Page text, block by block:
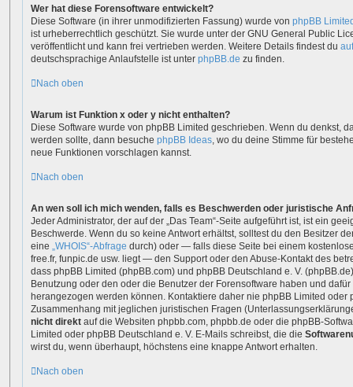
Wer hat diese Forensoftware entwickelt?
Diese Software (in ihrer unmodifizierten Fassung) wurde von phpBB
ist urheberrechtlich geschützt. Sie wurde unter der GNU General Public
veröffentlicht und kann frei vertrieben werden. Weitere Details findest du
deutschsprachige Anlaufstelle ist unter phpBB.de zu finden.
Nach oben
Warum ist Funktion x oder y nicht enthalten?
Diese Software wurde von phpBB Limited geschrieben. Wenn du denkst,
werden sollte, dann besuche phpBB Ideas, wo du deine Stimme für
neue Funktionen vorschlagen kannst.
Nach oben
An wen soll ich mich wenden, falls es Beschwerden oder juristische
Jeder Administrator, der auf der „Das Team“-Seite aufgeführt ist, ist ein
Beschwerde. Wenn du so keine Antwort erhältst, solltest du den Besitzer
eine „WHOIS“-Abfrage durch) oder — falls diese Seite bei einem
free.fr, funpic.de usw. liegt — den Support oder den Abuse-Kontakt des
dass phpBB Limited (phpBB.com) und phpBB Deutschland e. V.
Benutzung oder den oder die Benutzer der Forensoftware haben und
herangezogen werden können. Kontaktiere daher nie phpBB Limited oder
Zusammenhang mit jeglichen juristischen Fragen
nicht direkt auf die Websiten phpbb.com, phpbb.de oder die phpBB-
Limited oder phpBB Deutschland e. V. E-Mails schreibst, die die
wirst du, wenn überhaupt, höchstens eine knappe Antwort erhalten.
Nach oben